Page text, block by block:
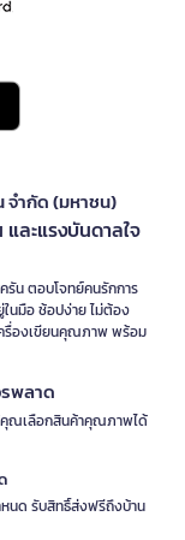
จำกัด (มหาชน)
ละแรงบันดาลใจ
รัน ตอบโจทย์คนรักการ
นมือ ช้อปง่าย ไม่ต้อง
ครื่องเขียนคุณภาพ พร้อม
พลาด
คุณเลือกสินค้าคุณภาพได้
นด รับสิทธิ์ส่งฟรีถึงบ้าน